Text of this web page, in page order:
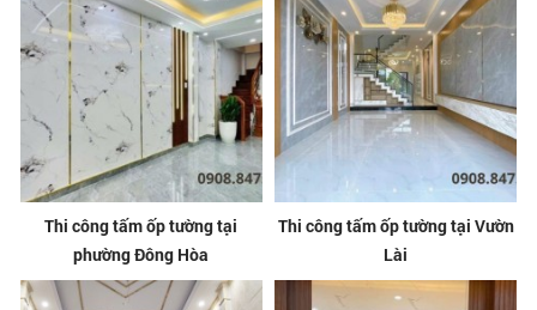
Thi công tấm ốp tường tại
phường Đông Hòa
Thi công tấm ốp tường tại Vườn
Lài